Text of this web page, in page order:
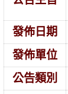
發佈日期
發佈單位
公告類別